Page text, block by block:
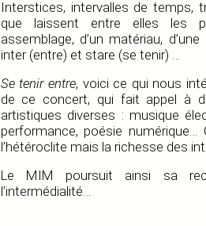
Interstices, intervalles de temps,
que laissent entre elles les
assemblage, d’un matériau,
inter (entre) et stare (se tenir) …
Se tenir entre, voici ce qui nous
de ce concert, qui fait appel à
artistiques diverses : musique
performance, poésie
l’hétéroclite mais la richesse des
Le MIM poursuit ainsi sa
l’intermédialité…